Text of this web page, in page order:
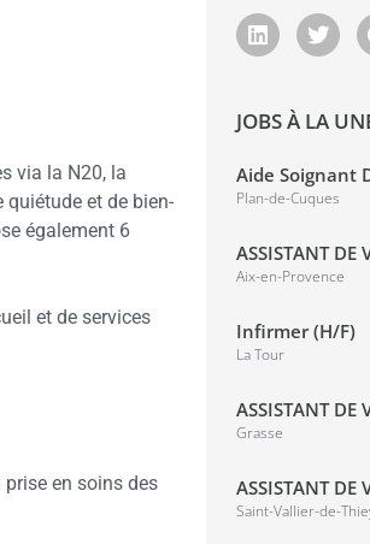
via la N20, la
et de bien-
également 6
et de services
en soins des
JOBS À LA
Aide Soignant
Plan-de-Cuques
ASSISTANT DE
Aix-en-Provence
Infirmer (H/F)
La Tour
ASSISTANT DE
Grasse
ASSISTANT DE
Saint-Vallier-de-